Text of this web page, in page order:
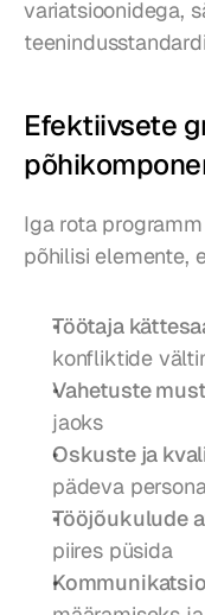
variatsioonidega,
Efektiivsete
Iga rota
põhilisi elemente,
Töötaja
konfliktide
Vahetuste
jaoks
Oskuste ja
pädeva
Tööjõukulude
piires püsida